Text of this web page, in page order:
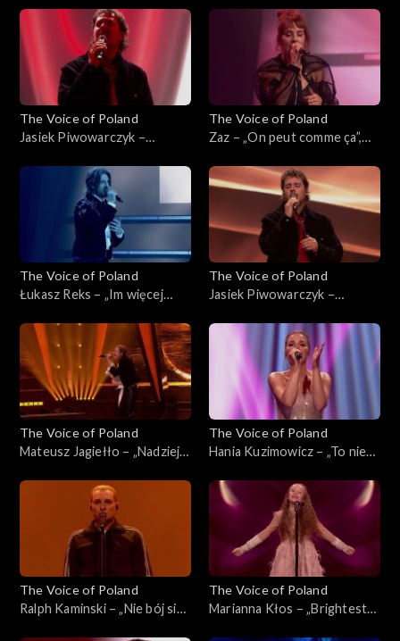
listopada 2025
Poland”, Finał, 29 listopada
The Voice of Poland
Jasiek Piwowarczyk –
Poland”, Finał, 29 listopada
The Voice of Poland
Zaz – „On peut comme ça”,
29 listopada 2025
The Voice of Poland
Łukasz Reks – „Im więcej
of Poland”, Finał, 29
listopada 2025
The Voice of Poland
Jasiek Piwowarczyk –
of Poland”, Finał, 29
listopada 2025
The Voice of Poland
Mateusz Jagiełło – „Nadzieja”,
29 listopada 2025
The Voice of Poland
Hania Kuzimowicz – „To nie
Finał, 29 listopada 2025
The Voice of Poland
Ralph Kaminski – „Nie bój się
The Voice of Poland
Marianna Kłos – „Brightest